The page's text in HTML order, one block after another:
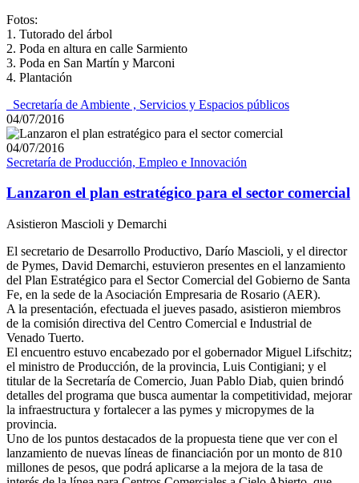
Fotos:
1. Tutorado del árbol
2. Poda en altura en calle Sarmiento
3. Poda en San Martín y Marconi
4. Plantación
_Secretaría de Ambiente , Servicios y Espacios públicos
04/07/2016
04/07/2016
Secretaría de Producción, Empleo e Innovación
Lanzaron el plan estratégico para el sector comercial
Asistieron Mascioli y Demarchi
El secretario de Desarrollo Productivo, Darío Mascioli, y el director
de Pymes, David Demarchi, estuvieron presentes en el lanzamiento
del Plan Estratégico para el Sector Comercial del Gobierno de Santa
Fe, en la sede de la Asociación Empresaria de Rosario (AER).
A la presentación, efectuada el jueves pasado, asistieron miembros
de la comisión directiva del Centro Comercial e Industrial de
Venado Tuerto.
El encuentro estuvo encabezado por el gobernador Miguel Lifschitz;
el ministro de Producción, de la provincia, Luis Contigiani; y el
titular de la Secretaría de Comercio, Juan Pablo Diab, quien brindó
detalles del programa que busca aumentar la competitividad, mejorar
la infraestructura y fortalecer a las pymes y micropymes de la
provincia.
Uno de los puntos destacados de la propuesta tiene que ver con el
lanzamiento de nuevas líneas de financiación por un monto de 810
millones de pesos, que podrá aplicarse a la mejora de la tasa de